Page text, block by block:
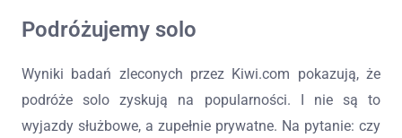
Podróżujemy solo
Wyniki badań zleconych przez Kiwi.com pokazują, że
podróże solo zyskują na popularności. I nie są to
wyjazdy służbowe, a zupełnie prywatne. Na pytanie: czy